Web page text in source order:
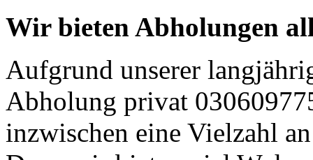
Wir bieten Abholungen
Aufgrund unserer
Abholung privat
inzwischen eine Vielzahl